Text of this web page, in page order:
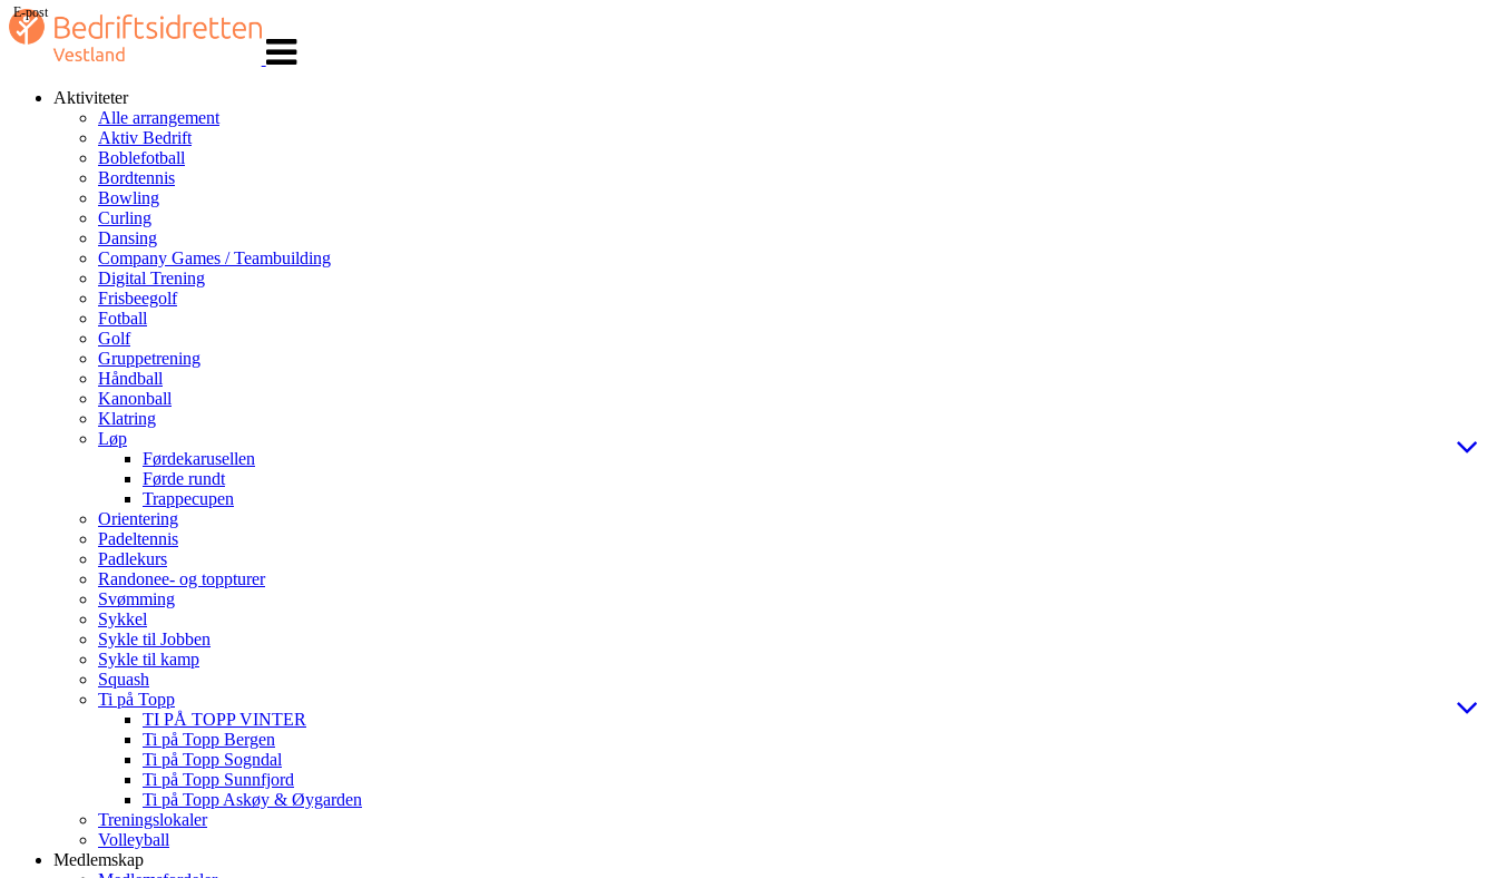
navigasjon
Aktiviteter
Alle arrangement
Aktiv Bedrift
Boblefotball
Bordtennis
Bowling
Curling
Dansing
Company Games / Teambuilding
Digital Trening
Frisbeegolf
Fotball
Golf
Gruppetrening
Håndball
Kanonball
Klatring
Løp
Førdekarusellen
Førde rundt
Trappecupen
Orientering
Padeltennis
Padlekurs
Randonee- og toppturer
Svømming
Sykkel
Sykle til Jobben
Sykle til kamp
Squash
Ti på Topp
TI PÅ TOPP VINTER
Ti på Topp Bergen
Ti på Topp Sogndal
Ti på Topp Sunnfjord
Ti på Topp Askøy & Øygarden
Treningslokaler
Volleyball
Medlemskap
E-post